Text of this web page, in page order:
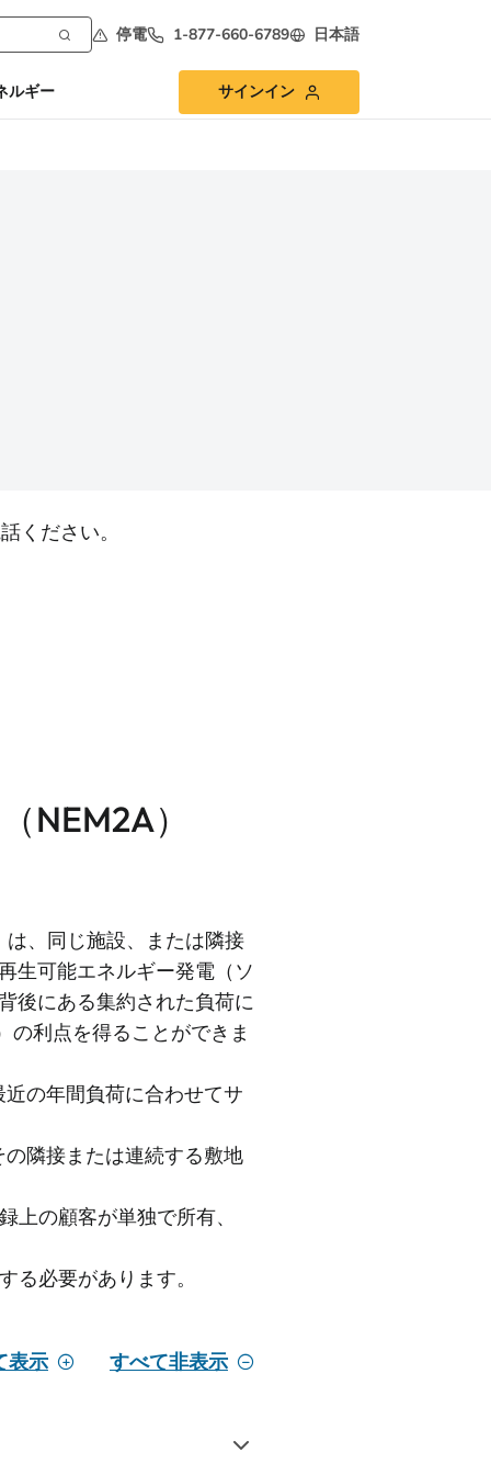
停電 1-877-660-6789 日本語
ルギー サインイン
ください。
NEM2A）
、同じ施設、または隣接
生可能エネルギー発電（ソ
後にある集約された負荷に
の利点を得ることができま
の年間負荷に合わせてサ
隣接または連続する敷地
上の顧客が単独で所有、
る必要があります。
表示 すべて非表示